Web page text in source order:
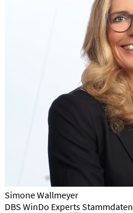
Simone Wallmeyer
DBS WinDo Experts Stammdaten